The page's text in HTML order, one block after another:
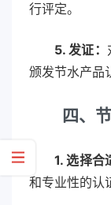
行评定。
5. 发证：
颁发节水产品
四、
1. 选择合
和专业性的认